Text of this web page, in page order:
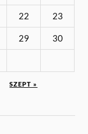
22 23
29 30
SZEPT »